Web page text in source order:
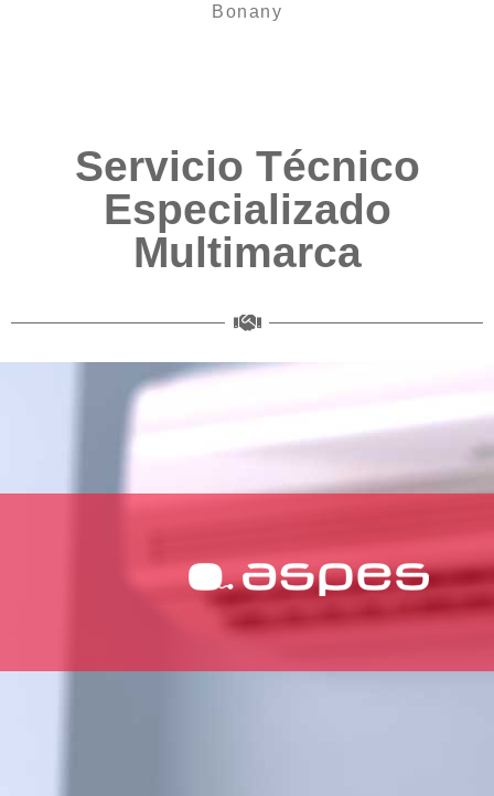
Bonany
Servicio Técnico
Especializado
Multimarca